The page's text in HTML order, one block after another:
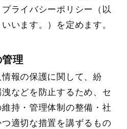
ライバシーポリシー（以
います。）を定めます。
理
報の保護に関して、紛
などを防止するため、セ
持・管理体制の整備・社
適切な措置を講ずるもの